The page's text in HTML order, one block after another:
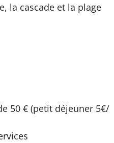
la cascade et la plage
50 € (petit déjeuner 5€/